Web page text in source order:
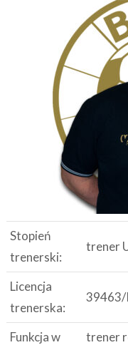
Stopień
trenerski:
trener
Licencja
trenerska:
Funkcja w
trener